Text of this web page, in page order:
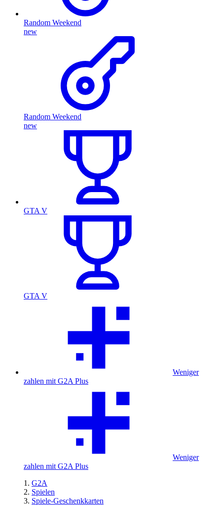
Random Weekend
new
Random Weekend
new
GTA V
GTA V
Weniger
zahlen mit G2A Plus
Weniger
zahlen mit G2A Plus
G2A
Spielen
Spiele-Geschenkkarten